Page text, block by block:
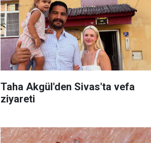
Taha Akgül'den Sivas'ta vefa
ziyareti